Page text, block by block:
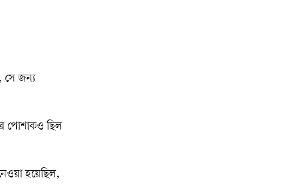
সে জন্য
পোশাকও ছিল
হয়েছিল,